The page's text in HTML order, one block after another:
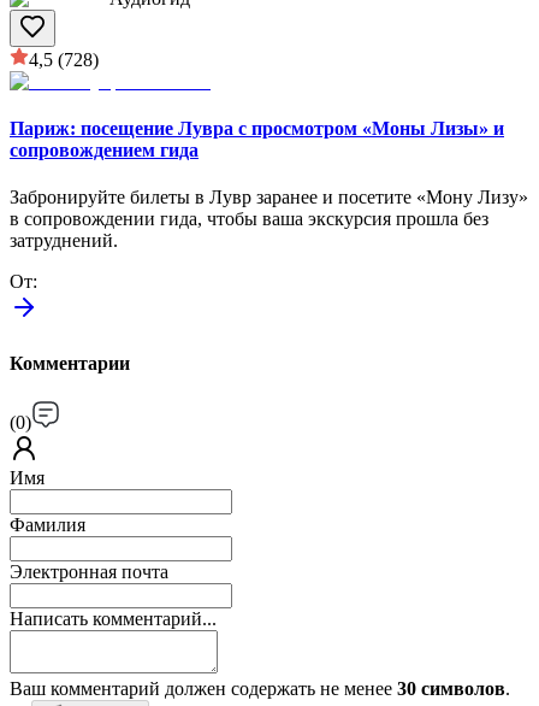
4,5 (728)
Париж: посещение Лувра с просмотром «Моны Лизы» и
сопровождением гида
Забронируйте билеты в Лувр заранее и посетите «Мону Лизу»
в сопровождении гида, чтобы ваша экскурсия прошла без
затруднений.
От:
Комментарии
(0)
Имя
Фамилия
Электронная почта
Написать комментарий...
Ваш комментарий должен содержать не менее 30 символов.